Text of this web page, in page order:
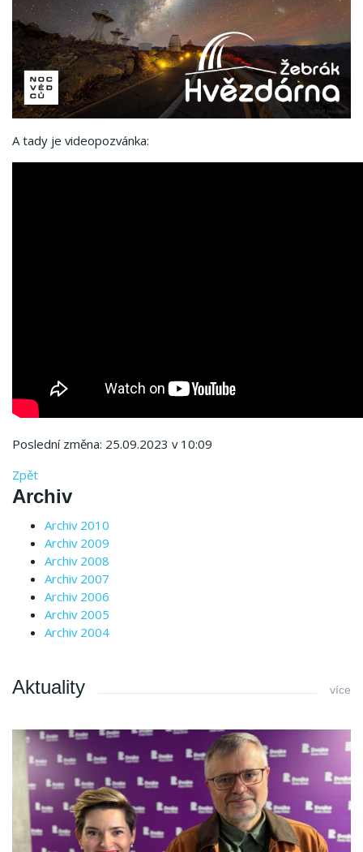
A tady je videopozvánka:
Poslední změna: 25.09.2023 v 10:09
Zpět
Archiv
Archiv 2010
Archiv 2009
Archiv 2008
Archiv 2007
Archiv 2006
Archiv 2005
Archiv 2004
Aktuality více